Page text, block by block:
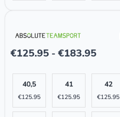
€125.95 - €183.95
40,5
€125.95
41
€125.95
42
€125.95